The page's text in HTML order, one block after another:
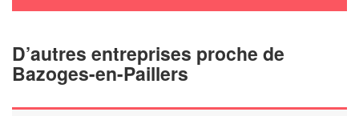
D’autres entreprises proche de
Bazoges-en-Paillers